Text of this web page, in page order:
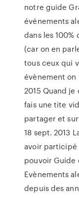
notre guide
événements
dans les
(car on en
tous ceux qui
évènement on
2015 Quand
fais une tite
partager et
18 sept. 2013
avoir participé
pouvoir Guide
Evènements
depuis des